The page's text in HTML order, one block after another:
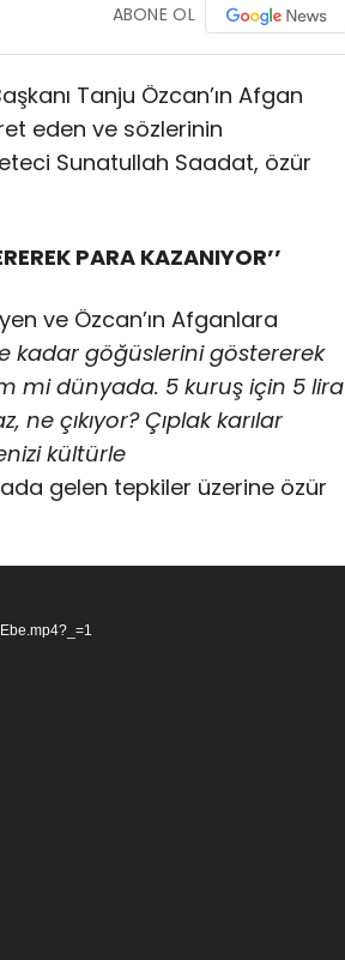
ABONE OL
Tanju Özcan’ın Afgan
eden ve sözlerinin
Sunatullah Saadat, özür
PARA KAZANIYOR’’
ve Özcan’ın Afganlara
kadar göğüslerini göstererek
mi dünyada. 5 kuruş için 5 lira
çıkıyor? Çıplak karılar
kültürle
gelen tepkiler üzerine özür